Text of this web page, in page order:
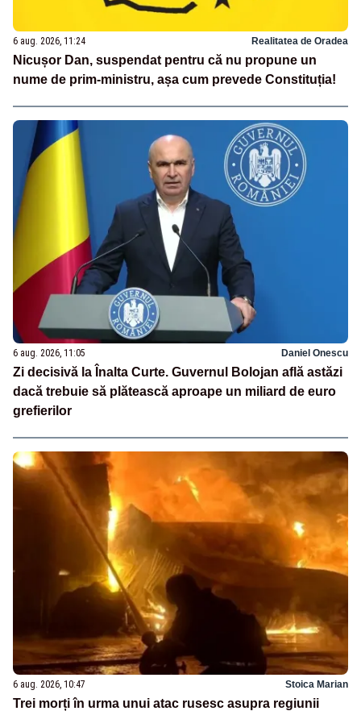
6 aug. 2026, 11:24 Realitatea de Oradea
Nicușor Dan, suspendat pentru că nu propune un
nume de prim-ministru, așa cum prevede Constituția!
6 aug. 2026, 11:05 Daniel Onescu
Zi decisivă la Înalta Curte. Guvernul Bolojan află astăzi
dacă trebuie să plătească aproape un miliard de euro
grefierilor
6 aug. 2026, 10:47 Stoica Marian
Trei morți în urma unui atac rusesc asupra regiunii